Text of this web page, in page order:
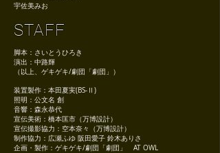
宇佐美みお
STAFF
脚本：さいとうひろき
演出：中路輝
（以上、ゲキゲキ/劇団「劇団」）
装置製作：本田夏実(BS-Ⅱ)
照明：公文名 創
音響：森永恭代
宣伝美術：橋本匡市（万博設計）
​宣伝撮影協力：空本奈々（万博設計）
制作協力：広瀬ふゆ 阪田愛子 鈴木ありさ
企画・製作：ゲキゲキ/劇団「劇団」 AT OWL